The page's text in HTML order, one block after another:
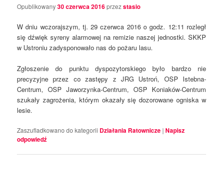
Opublikowany30 czerwca 2016przezstasio
W dniu wczorajszym, tj. 29 czerwca 2016 o godz. 12:11 rozległ
się dźwięk syreny alarmowej na remizie naszej jednostki. SKKP
w Ustroniu zadysponowało nas do pożaru lasu.
Zgłoszenie do punktu dyspozytorskiego było bardzo nie
precyzyjne przez co zastępy z JRG Ustroń, OSP Istebna-
Centrum, OSP Jaworzynka-Centrum, OSP Koniaków-Centrum
szukały zagrożenia, którym okazały się dozorowane ogniska w
lesie.
Zaszufladkowano do kategorii Działania Ratownicze | Napisz
odpowiedź